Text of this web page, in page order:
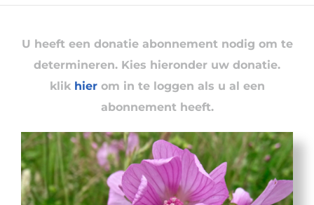
U heeft een donatie abonnement nodig om te
determineren. Kies hieronder uw donatie.
klik hierom in te loggen als u al een
abonnement heeft.